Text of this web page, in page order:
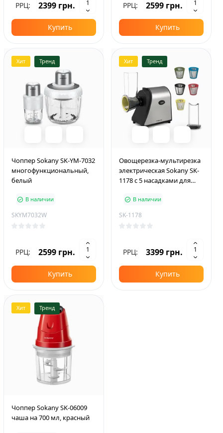
РРЦ: 2399 грн.
Купить
РРЦ: 2599 грн.
Купить
Хит Тренд
Чоппер Sokany SK-YM-7032
многофункциональный,
белый
В наличии
SKYM7032W
РРЦ: 2599 грн.
Купить
Хит Тренд
Овощерезка-мультирезка
электрическая Sokany SK-
1178 с 5 насадками для
В наличии
SK-1178
РРЦ: 3399 грн.
Купить
Хит Тренд
Чоппер Sokany SK-06009
чаша на 700 мл, красный